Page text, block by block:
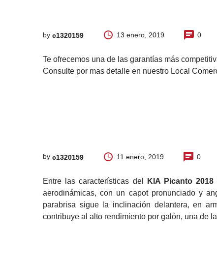
by c1320159 13 enero, 2019 0
Te ofrecemos una de las garantías más
Consulte por mas detalle en nuestro Local
by c1320159 11 enero, 2019 0
Entre las características del KIA Picanto 2018
aerodinámicas, con un capot pronunciado y
parabrisa sigue la inclinación delantera, en
contribuye al alto rendimiento por galón, una de